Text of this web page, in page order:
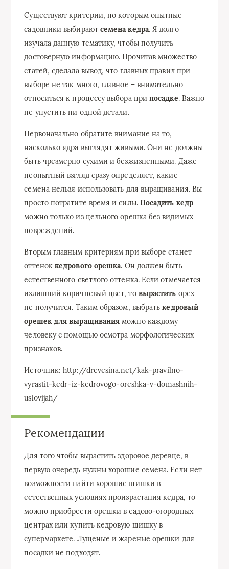
Существуют критерии, по которым опытные
садовники выбирают семена кедра. Я долго
изучала данную тематику, чтобы получить
достоверную информацию. Прочитав множество
статей, сделала вывод, что главных правил при
выборе не так много, главное – внимательно
относиться к процессу выбора припосадке. Важно
не упустить ни одной детали.
Первоначально обратите внимание на то,
насколько ядра выглядят живыми. Они не должны
быть чрезмерно сухими и безжизненными. Даже
неопытный взгляд сразу определяет, какие
семена нельзя использовать для выращивания. Вы
просто потратите время и силы. Посадить кедр
можно только из цельного орешка без видимых
повреждений.
Вторым главным критериям при выборе станет
оттеноккедрового орешка. Он должен быть
естественного светлого оттенка. Если отмечается
излишний коричневый цвет, то вырастить орех
не получится. Таким образом, выбратькедровый
орешек для выращиванияможно каждому
человеку с помощью осмотра морфологических
признаков.
Источник: http://drevesina.net/kak-pravilno-
vyrastit-kedr-iz-kedrovogo-oreshka-v-domashnih-
uslovijah/
Рекомендации
Для того чтобы вырастить здоровое деревце, в
первую очередь нужны хорошие семена. Если нет
возможности найти хорошие шишки в
естественных условиях произрастания кедра, то
можно приобрести орешки в садово-огородных
центрах или купить кедровую шишку в
супермаркете. Лущеные и жареные орешки для
посадки не подходят.